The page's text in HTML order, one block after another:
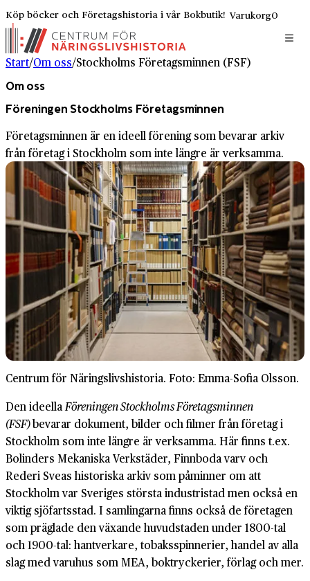
Köp böcker och Företagshistoria i vår Bokbutik! Varukorg0
Start/Om oss/Stockholms Företagsminnen (FSF)
Om oss
Föreningen Stockholms Företagsminnen
Företagsminnen är en ideell förening som bevarar arkiv
från företag i Stockholm som inte längre är verksamma.
Centrum för Näringslivshistoria. Foto: Emma-Sofia Olsson.
Den ideellaFöreningen Stockholms Företagsminnen
(FSF)bevarar dokument, bilder och filmer från företag i
Stockholm som inte längre är verksamma. Här finns t.ex.
Bolinders Mekaniska Verkstäder, Finnboda varv och
Rederi Sveas historiska arkiv som påminner om att
Stockholm var Sveriges största industristad men också en
viktig sjöfartsstad. I samlingarna finns också de företagen
som präglade den växande huvudstaden under 1800-tal
och 1900-tal: hantverkare, tobaksspinnerier, handel av alla
slag med varuhus som MEA, boktryckerier, förlag och mer.